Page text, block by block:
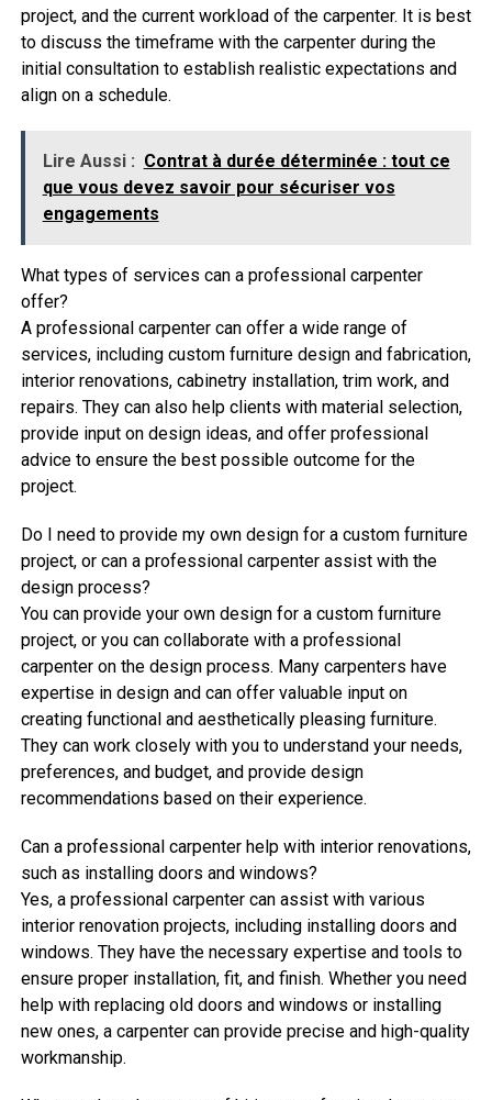
project, and the current workload of the carpenter. It is best
to discuss the timeframe with the carpenter during the
initial consultation to establish realistic expectations and
align on a schedule.
Lire Aussi : Contrat à durée déterminée : tout ce
que vous devez savoir pour sécuriser vos
engagements
What types of services can a professional carpenter
offer?
A professional carpenter can offer a wide range of
services, including custom furniture design and fabrication,
interior renovations, cabinetry installation, trim work, and
repairs. They can also help clients with material selection,
provide input on design ideas, and offer professional
advice to ensure the best possible outcome for the
project.
Do I need to provide my own design for a custom furniture
project, or can a professional carpenter assist with the
design process?
You can provide your own design for a custom furniture
project, or you can collaborate with a professional
carpenter on the design process. Many carpenters have
expertise in design and can offer valuable input on
creating functional and aesthetically pleasing furniture.
They can work closely with you to understand your needs,
preferences, and budget, and provide design
recommendations based on their experience.
Can a professional carpenter help with interior renovations,
such as installing doors and windows?
Yes, a professional carpenter can assist with various
interior renovation projects, including installing doors and
windows. They have the necessary expertise and tools to
ensure proper installation, fit, and finish. Whether you need
help with replacing old doors and windows or installing
new ones, a carpenter can provide precise and high-quality
workmanship.